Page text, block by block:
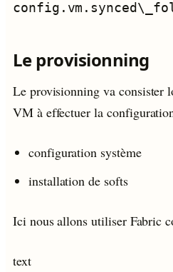
Le provisionning
Le provisionning va consister
VM à effectuer la
configuration système
installation de softs
Ici nous allons utiliser Fabric
text